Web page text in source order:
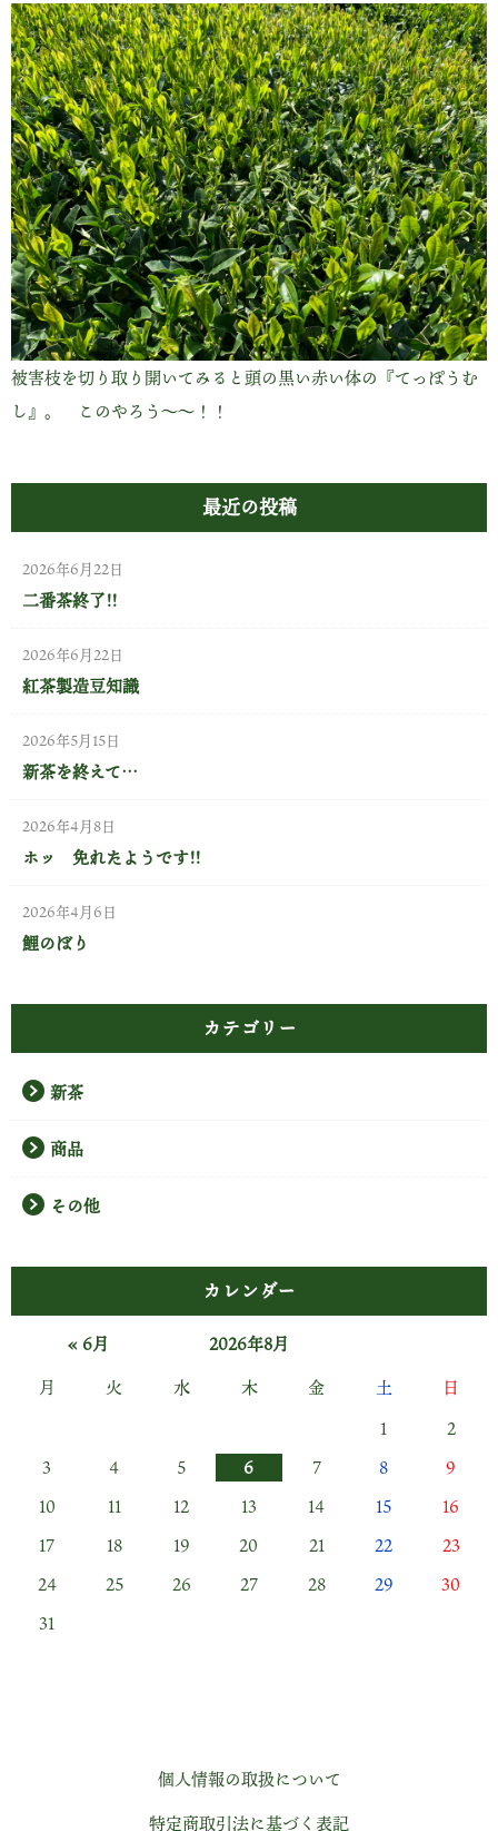
被害枝を切り取り開いてみると頭の黒い赤い体の『てっぽうむ
し』。 このやろう～～！！
最近の投稿
二番茶終了!!
2026年6月22日
紅茶製造豆知識
2026年6月22日
新茶を終えて…
2026年5月15日
ホッ 免れたようです!!
2026年4月8日
鯉のぼり
2026年4月6日
カテゴリー
新茶
商品
その他
カレンダー
2026年8月
月
火 水 木 金 土
日
1
2
3
4 5 6 7 8
9
10
11 12 13 14 15
16
17
18 19 20 21 22
23
24
25 26 27 28 29
30
31
« 6月
個人情報の取扱について
特定商取引法に基づく表記